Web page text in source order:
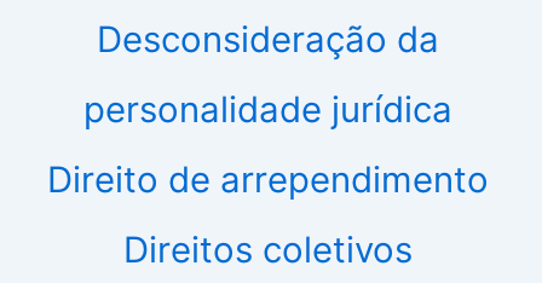
Desconsideração da
personalidade jurídica
Direito de arrependimento
Direitos coletivos